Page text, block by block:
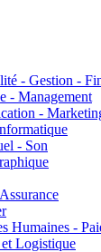
- Gestion -
- Management
-
- Son
Humaines -
Logistique